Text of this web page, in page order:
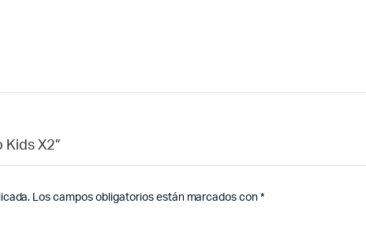
Kids X2”
Los campos obligatorios están marcados con*